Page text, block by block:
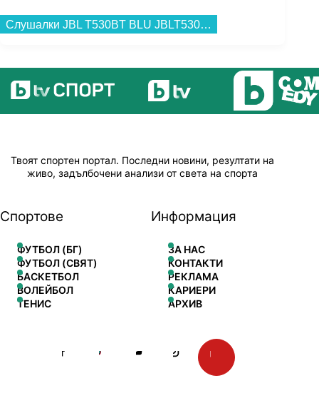
Слушалки JBL T530BT BLU JBLT530BTBLUEU , Bluetooth , ON-EAR...
Твоят спортен портал. Последни новини, резултати на
живо, задълбочени анализи от света на спорта
Спортове
ФУТБОЛ (БГ)
ФУТБОЛ (СВЯТ)
БАСКЕТБОЛ
ВОЛЕЙБОЛ
ТЕНИС
Информация
ЗА НАС
КОНТАКТИ
РЕКЛАМА
КАРИЕРИ
АРХИВ